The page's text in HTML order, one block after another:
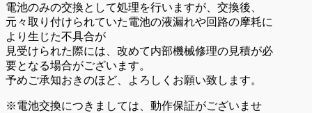
電池のみの交換として処理を行いますが、交換後、
元々取り付けられていた電池の液漏れや回路の摩耗に
より生じた不具合が
見受けられた際には、改めて内部機械修理の見積が必
要となる場合がございます。
予めご承知おきのほど、よろしくお願い致します。
※電池交換につきましては、動作保証がございませ